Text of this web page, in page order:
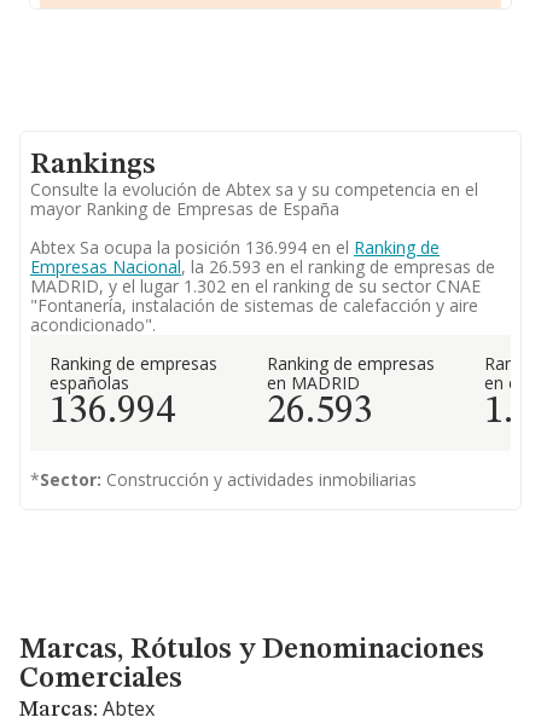
Rankings
Consulte la evolución de Abtex sa y su competencia en el
mayor Ranking de Empresas de España
Abtex Sa ocupa la posición 136.994 en el Ranking de
Empresas Nacional, la 26.593 en el ranking de empresas de
MADRID, y el lugar 1.302 en el ranking de su sector CNAE
"Fontanería, instalación de sistemas de calefacción y aire
acondicionado".
Ranking de empresas
españolas
136.994
Ranking de empresas
en MADRID
26.593
en el
*Sector: Construcción y actividades inmobiliarias
Marcas, Rótulos y Denominaciones Comerciales
Marcas, Rótulos y Denominaciones
Comerciales
Marcas: Abtex